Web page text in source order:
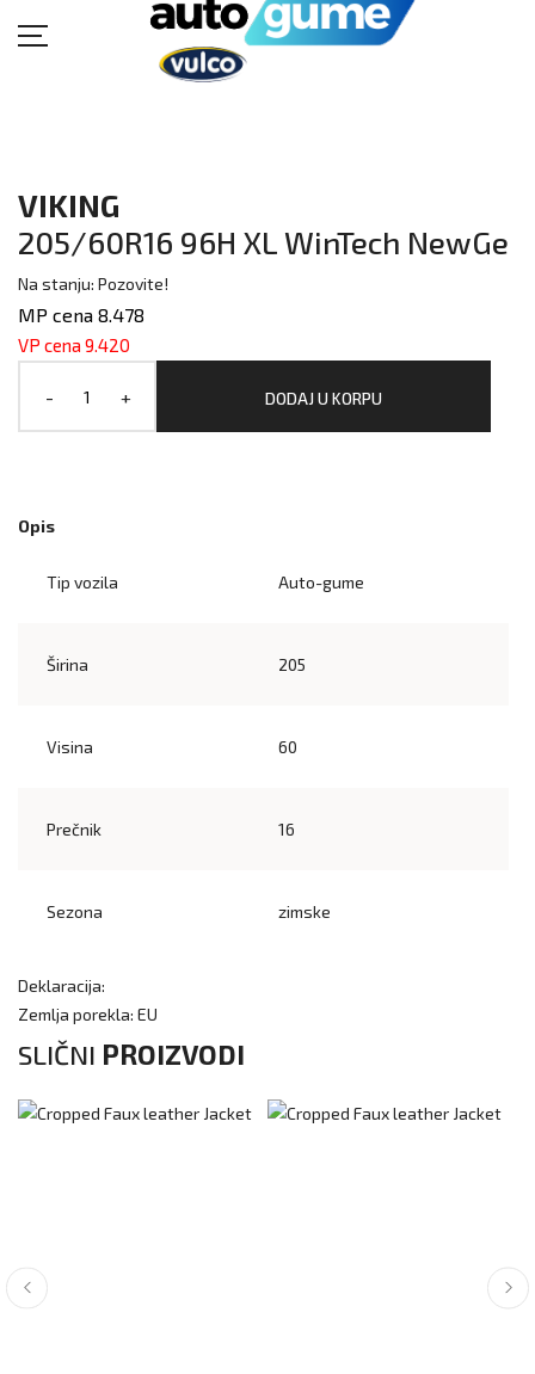
VIKING
205/60R16 96H XL WinTech NewGe
Na stanju: Pozovite!
MP cena 8.478
VP cena 9.420
- + DODAJ U KORPU
Opis
Tip vozila Auto-gume
Širina 205
Visina 60
Prečnik 16
Sezona zimske
Deklaracija:
Zemlja porekla: EU
SLIČNI PROIZVODI